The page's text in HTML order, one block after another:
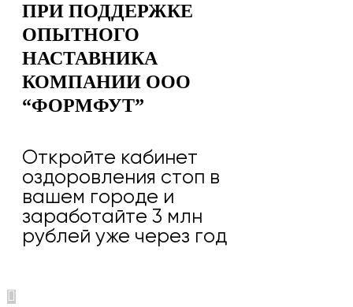
ПРИ ПОДДЕРЖКЕ
ОПЫТНОГО
НАСТАВНИКА
КОМПАНИИ ООО
“ФОРМФУТ”
Откройте кабинет
оздоровления стоп в
вашем городе и
заработайте 3 млн
рублей уже через год